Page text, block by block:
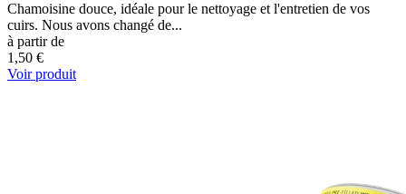
Chamoisine douce, idéale pour le nettoyage et l'entretien de vos
cuirs. Nous avons changé de...
à partir de
1,50 €
Voir produit